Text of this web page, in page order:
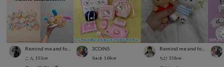
こ ん 153cm
3COINS
Suu☺︎ 168cm
Remind me and forever
ちひ 158cm